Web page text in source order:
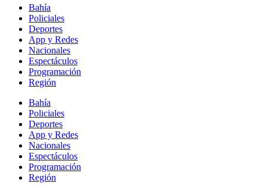
Bahía
Policiales
Deportes
App y Redes
Nacionales
Espectáculos
Programación
Región
Bahía
Policiales
Deportes
App y Redes
Nacionales
Espectáculos
Programación
Región